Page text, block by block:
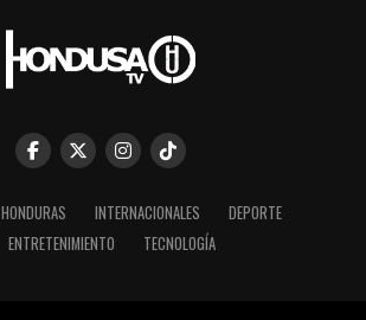
HONDURAS INTERNACIONALES
DEPORTE
ENTRETENIMIENTO
TECNOLOGÍA